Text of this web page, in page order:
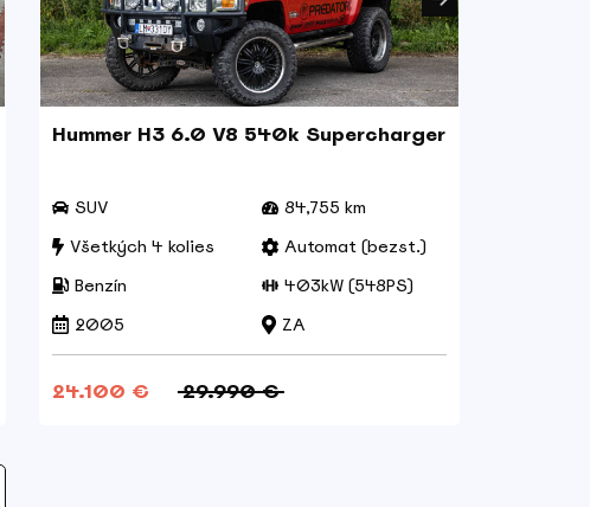
Hummer H3 6.0 V8 540k Supercharger
SUV
84,755 km
Všetkých 4 kolies
Automat (bezst.)
Benzín
403kW (548PS)
2005
ZA
24.100 € 29.990 €